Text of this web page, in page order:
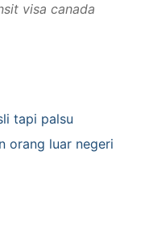
visa canada
tapi palsu
orang luar negeri